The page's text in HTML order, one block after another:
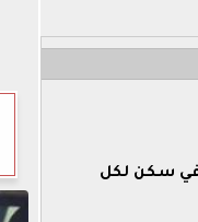
في سكن لكل